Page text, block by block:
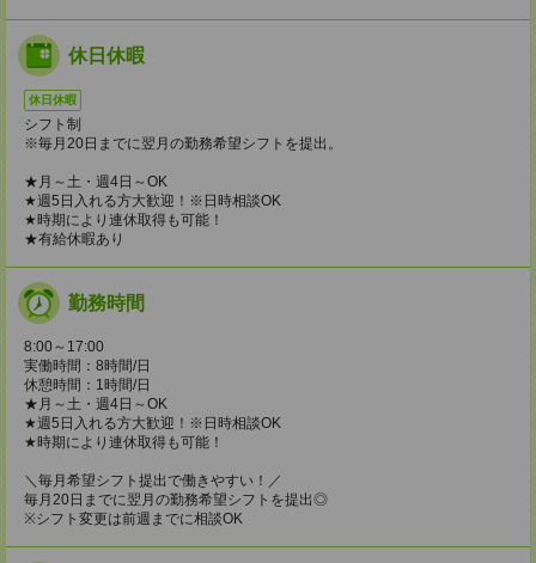
休日休暇
休日休暇
シフト制
※毎月20日までに翌月の勤務希望シフトを提出。
★月～土・週4日～OK
★週5日入れる方大歓迎！※日時相談OK
★時期により連休取得も可能！
★有給休暇あり
勤務時間
8:00～17:00
実働時間：8時間/日
休憩時間：1時間/日
★月～土・週4日～OK
★週5日入れる方大歓迎！※日時相談OK
★時期により連休取得も可能！
＼毎月希望シフト提出で働きやすい！／
毎月20日までに翌月の勤務希望シフトを提出◎
※シフト変更は前週までに相談OK